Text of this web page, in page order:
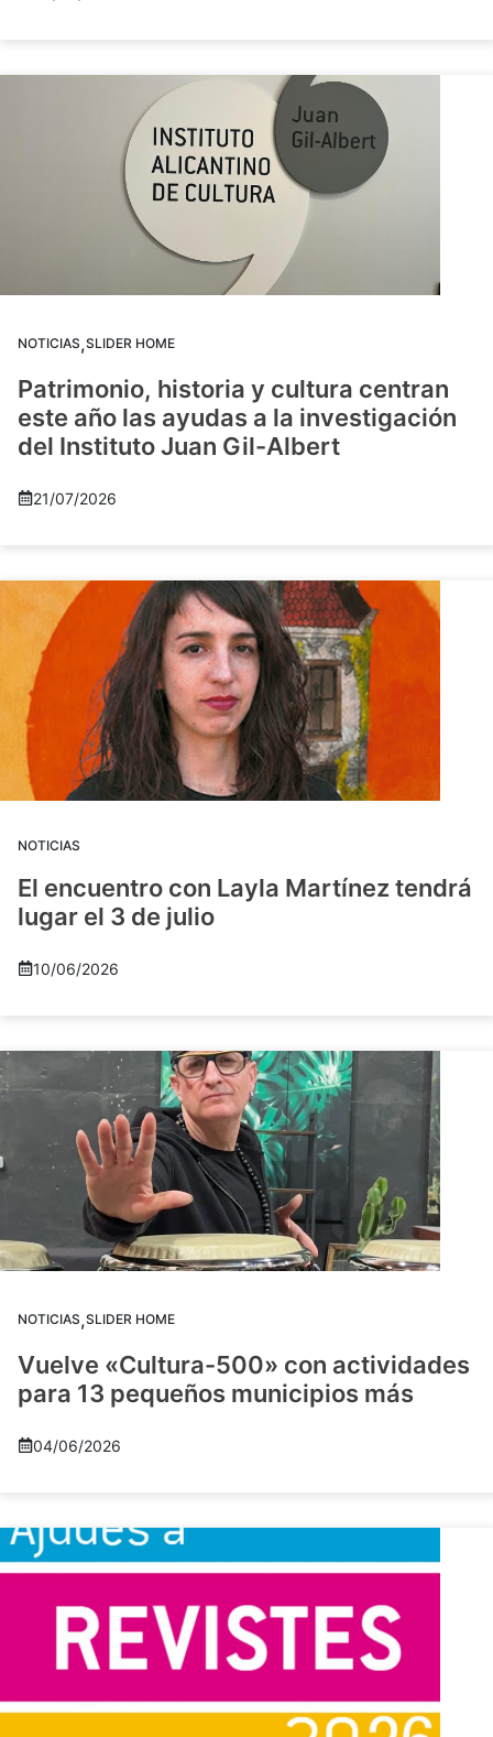
NOTICIAS,SLIDER HOME
Patrimonio, historia y cultura centran
este año las ayudas a la investigación
del Instituto Juan Gil-Albert
21/07/2026
NOTICIAS
El encuentro con Layla Martínez tendrá
lugar el 3 de julio
10/06/2026
NOTICIAS,SLIDER HOME
Vuelve «Cultura-500» con actividades
para 13 pequeños municipios más
04/06/2026